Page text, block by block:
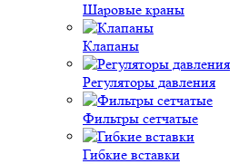
Шаровые краны
Клапаны
Регуляторы давления
Фильтры сетчатые
Гибкие вставки